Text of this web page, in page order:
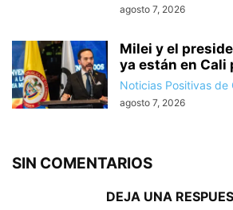
agosto 7, 2026
Milei y el
ya están en Cali
Noticias Positivas de
agosto 7, 2026
SIN COMENTARIOS
DEJA UNA